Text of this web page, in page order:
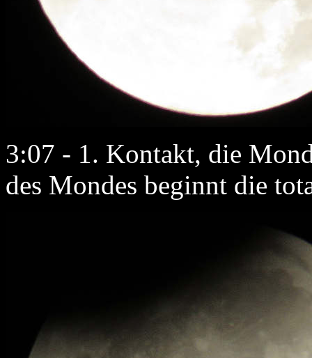
3:07 - 1. Kontakt, die
des Mondes beginnt die